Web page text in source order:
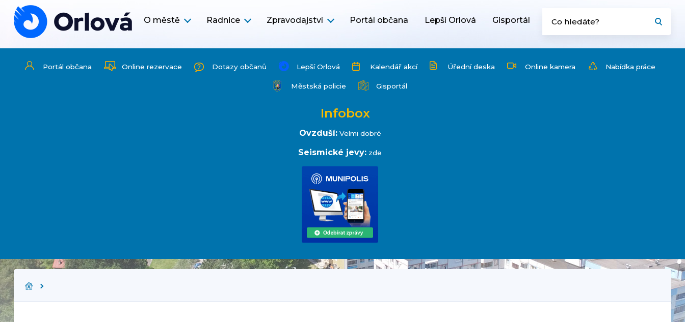
O městě Radnice Zpravodajství Portál občana Lepší Orlová Gisportál
Portál občana Online rezervace Dotazy občanů Lepší Orlová Kalendář akcí Úřední deska Online kamera Nabídka práce
Městská policie Gisportál
Infobox
Ovzduší: Velmi dobré
Seismické jevy: zde